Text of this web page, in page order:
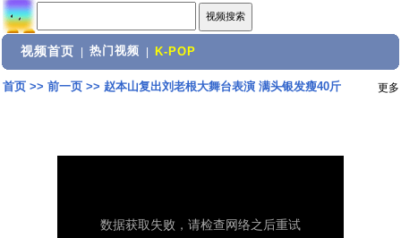
视频首页 热门视频 K-POP
首页>> 前一页>> 赵本山复出刘老根大舞台表演 满头银发瘦40斤 更多